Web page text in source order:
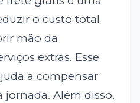
o custo total
mão da
extras. Esse
a compensar
jornada. Além disso,